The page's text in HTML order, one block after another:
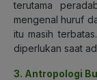
terutama
mengenal huruf
itu masih
diperlukan saat
3. Antropologi